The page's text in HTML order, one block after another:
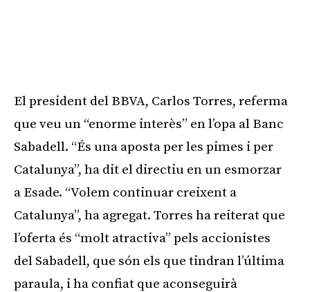
El president del BBVA, Carlos Torres, referma
que veu un “enorme interès” en l’opa al Banc
Sabadell. “És una aposta per les pimes i per
Catalunya”, ha dit el directiu en un esmorzar
a Esade. “Volem continuar creixent a
Catalunya”, ha agregat. Torres ha reiterat que
l’oferta és “molt atractiva” pels accionistes
del Sabadell, que són els que tindran l’última
paraula, i ha confiat que aconseguirà